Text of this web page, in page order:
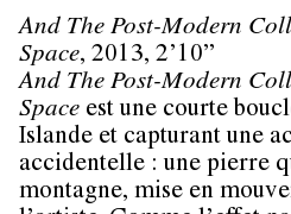
And The Post-Modern
Space, 2013, 2’10”
And The Post-Modern
Space est une courte
Islande et capturant une
accidentelle : une pierre
montagne, mise en